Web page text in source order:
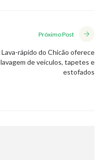
Próximo Post
Lava-rápido do Chicão oferece
lavagem de veículos, tapetes e
estofados